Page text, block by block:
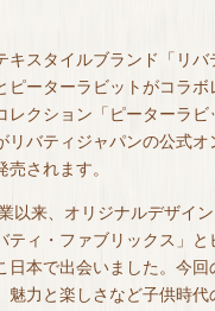
キスタイルブランド「リバ
ピーターラビットがコラボ
レクション「ピーターラ
リバティジャパンの公式オ
売されます。
以来、オリジナルデザイ
ティ・ファブリックス」と
日本で出会いました。今回
魅力と楽しさなど子供時代